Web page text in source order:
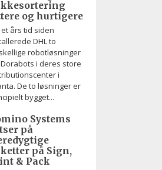
og hurtigere
et års tid siden
DHL to
robotløsninger
i deres store
i
De to løsninger er
bygget...
Systems
på
på Sign,
& Pack